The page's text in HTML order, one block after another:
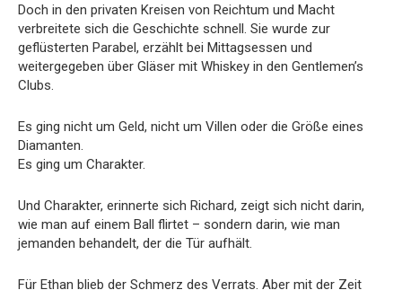
Doch in den privaten Kreisen von Reichtum und Macht
verbreitete sich die Geschichte schnell. Sie wurde zur
geflüsterten Parabel, erzählt bei Mittagsessen und
weitergegeben über Gläser mit Whiskey in den Gentlemen’s
Clubs.
Es ging nicht um Geld, nicht um Villen oder die Größe eines
Diamanten.
Es ging um Charakter.
Und Charakter, erinnerte sich Richard, zeigt sich nicht darin,
wie man auf einem Ball flirtet – sondern darin, wie man
jemanden behandelt, der die Tür aufhält.
Für Ethan blieb der Schmerz des Verrats. Aber mit der Zeit